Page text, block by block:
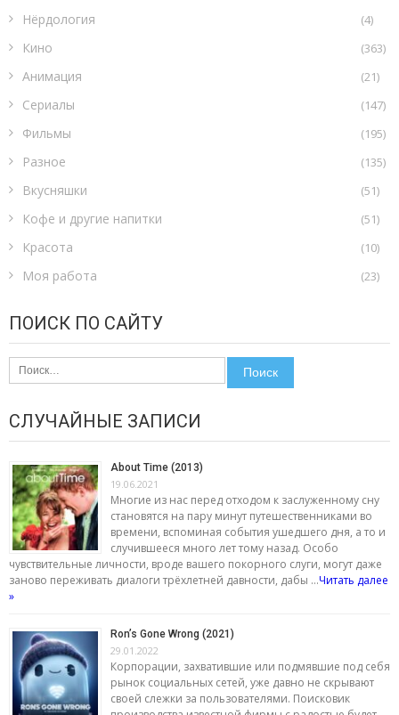
Нёрдология (4)
Кино (363)
Анимация (21)
Сериалы (147)
Фильмы (195)
Разное (135)
Вкусняшки (51)
Кофе и другие напитки (51)
Красота (10)
Моя работа (23)
ПОИСК ПО САЙТУ
Найти:
СЛУЧАЙНЫЕ ЗАПИСИ
About Time (2013)
19.06.2021
Многие из нас перед отходом к заслуженному сну
становятся на пару минут путешественниками во
времени, вспоминая события ушедшего дня, а то и
случившееся много лет тому назад. Особо
чувствительные личности, вроде вашего покорного слуги, могут даже
заново переживать диалоги трёхлетней давности, дабы …Читать далее
»
Ron’s Gone Wrong (2021)
29.01.2022
Корпорации, захватившие или подмявшие под себя
рынок социальных сетей, уже давно не скрывают
своей слежки за пользователями. Поисковик